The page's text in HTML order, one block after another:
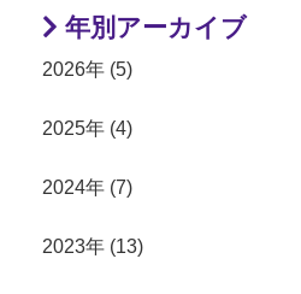
年別アーカイブ
2026年 (5)
2025年 (4)
2024年 (7)
2023年 (13)